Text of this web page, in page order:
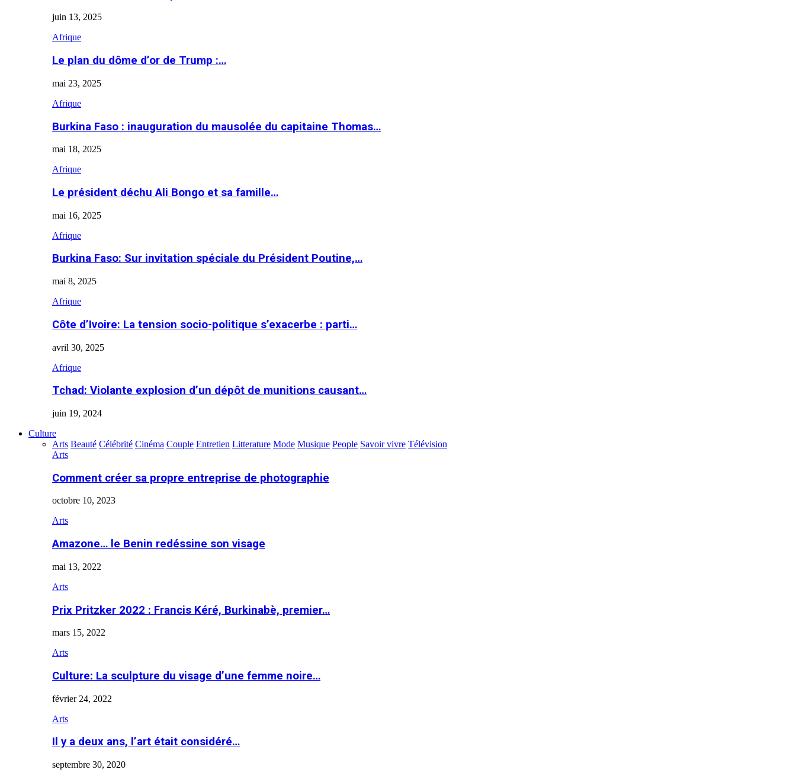
juin 13, 2025
Afrique
Le plan du dôme d’or de Trump :…
mai 23, 2025
Afrique
Burkina Faso : inauguration du mausolée du capitaine Thomas…
mai 18, 2025
Afrique
Le président déchu Ali Bongo et sa famille…
mai 16, 2025
Afrique
Burkina Faso: Sur invitation spéciale du Président Poutine,…
mai 8, 2025
Afrique
Côte d’Ivoire: La tension socio-politique s’exacerbe : parti…
avril 30, 2025
Afrique
Tchad: Violante explosion d’un dépôt de munitions causant…
juin 19, 2024
Culture
Arts Beauté Célébrité Cinéma Couple Entretien Litterature Mode Musique People Savoir vivre Télévision
Arts
Comment créer sa propre entreprise de photographie
octobre 10, 2023
Arts
Amazone… le Benin redéssine son visage
mai 13, 2022
Arts
Prix Pritzker 2022 : Francis Kéré, Burkinabè, premier…
mars 15, 2022
Arts
Culture: La sculpture du visage d’une femme noire…
février 24, 2022
Arts
Il y a deux ans, l’art était considéré…
septembre 30, 2020